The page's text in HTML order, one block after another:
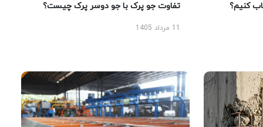
کنیم؟ تفاوت جو پرک با جو دوسر پرک چیست؟